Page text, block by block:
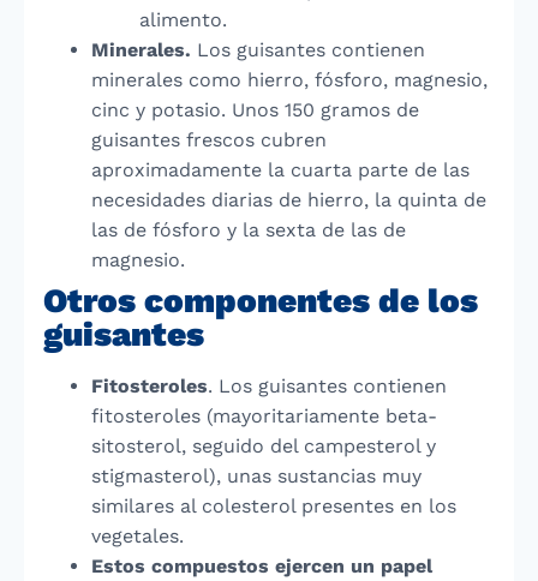
alimento.
Minerales. Los guisantes contienen
minerales como hierro, fósforo, magnesio,
cinc y potasio. Unos 150 gramos de
guisantes frescos cubren
aproximadamente la cuarta parte de las
necesidades diarias de hierro, la quinta de
las de fósforo y la sexta de las de
magnesio.
Otros componentes de los
guisantes
Fitosteroles. Los guisantes contienen
fitosteroles (mayoritariamente beta-
sitosterol, seguido del campesterol y
stigmasterol), unas sustancias muy
similares al colesterol presentes en los
vegetales.
Estos compuestos ejercen un papel